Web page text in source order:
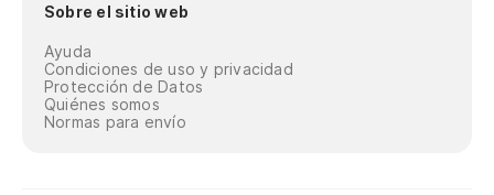
Sobre el sitio web
Ayuda
Condiciones de uso y privacidad
Protección de Datos
Quiénes somos
Normas para envío